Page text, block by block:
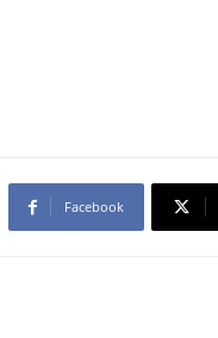
Facebook